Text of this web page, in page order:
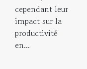
cependant leur
impact sur la
productivité
en...